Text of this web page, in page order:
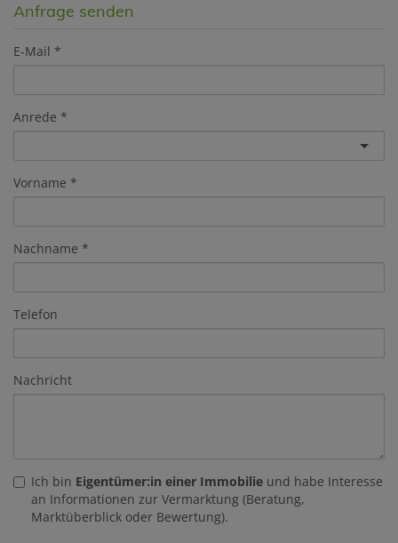
Anfrage senden
E-Mail
Anrede
Vorname
Nachname
Telefon
Nachricht
Ich bin Eigentümer:in einer Immobilie und habe Interesse
an Informationen zur Vermarktung (Beratung,
Marktüberblick oder Bewertung).